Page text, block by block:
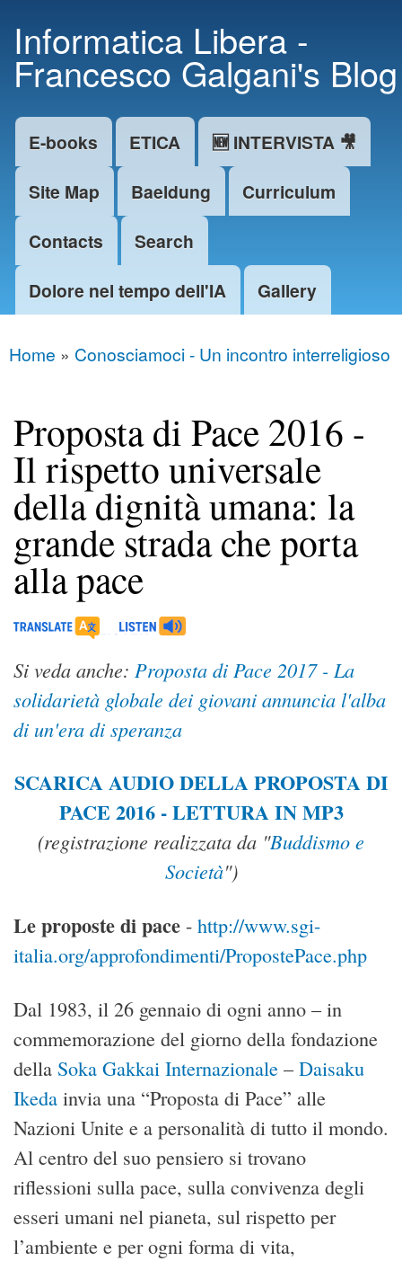
main
content
Informatica Libera -
Francesco Galgani's Blog
Main menu
E-books ETICA
🆕 INTERVISTA 🎥
Site Map
Baeldung
Curriculum
Contacts
Search
Dolore nel tempo dell'IA
Gallery
You are here
Home » Conosciamoci - Un incontro interreligioso
Proposta di Pace 2016 -
Il rispetto universale
della dignità umana: la
grande strada che porta
alla pace
Si veda anche: Proposta di Pace 2017 - La
solidarietà globale dei giovani annuncia l'alba
di un'era di speranza
SCARICA AUDIO DELLA PROPOSTA DI
PACE 2016 - LETTURA IN MP3
(registrazione realizzata da "Buddismo e
Società")
Le proposte di pace - http://www.sgi-
italia.org/approfondimenti/PropostePace.php
Dal 1983, il 26 gennaio di ogni anno – in
commemorazione del giorno della fondazione
della Soka Gakkai Internazionale –Daisaku
Ikeda invia una “Proposta di Pace” alle
Nazioni Unite e a personalità di tutto il mondo.
Al centro del suo pensiero si trovano
riflessioni sulla pace, sulla convivenza degli
esseri umani nel pianeta, sul rispetto per
l’ambiente e per ogni forma di vita,